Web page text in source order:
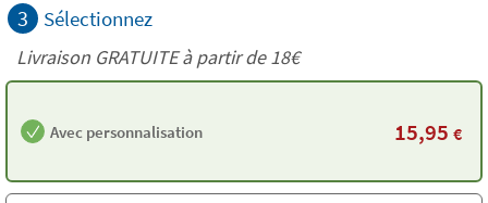
3 Sélectionnez
Livraison GRATUITE à partir de18€
Avec personnalisation 15,95 €